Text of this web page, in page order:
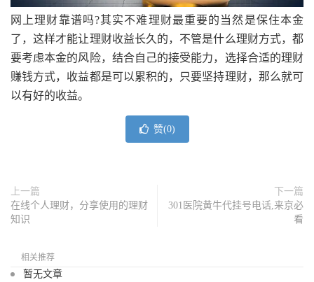
网上理财靠谱吗?其实不难理财最重要的当然是保住本金
了，这样才能让理财收益长久的，不管是什么理财方式，都
要考虑本金的风险，结合自己的接受能力，选择合适的理财
赚钱方式，收益都是可以累积的，只要坚持理财，那么就可
以有好的收益。
赞(0)
上一篇
在线个人理财，分享使用的理财
知识
下一篇
301医院黄牛代挂号电话,来京必
看
相关推荐
暂无文章